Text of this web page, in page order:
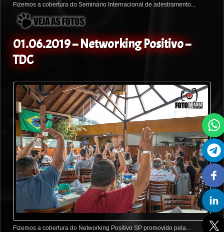
Fizemos a cobertura do Seminário Internacional de adestramento...
01.06.2019 – Networking Positivo –
TDC
Fizemos a cobertura do Networking Positivo SP promovido pela...